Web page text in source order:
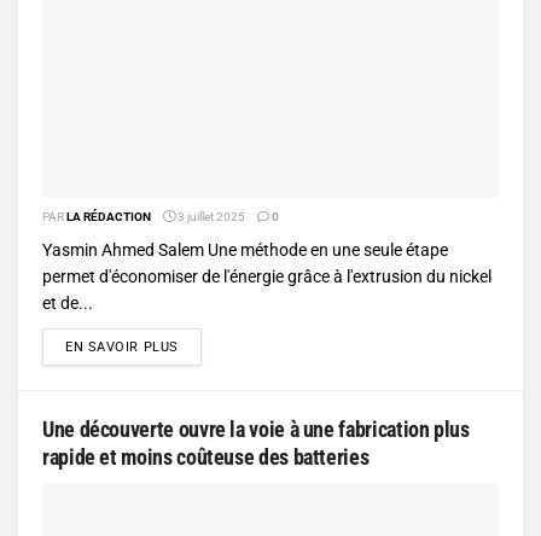
PARLA RÉDACTION 3 juillet 2025 0
Yasmin Ahmed Salem Une méthode en une seule étape
permet d'économiser de l'énergie grâce à l'extrusion du nickel
et de...
EN SAVOIR PLUS
Une découverte ouvre la voie à une fabrication plus
rapide et moins coûteuse des batteries